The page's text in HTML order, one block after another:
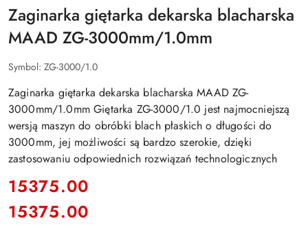
Zaginarka giętarka dekarska blacharska
MAAD ZG-3000mm/1.0mm
Symbol: ZG-3000/1.0
Zaginarka giętarka dekarska blacharska MAAD ZG-
3000mm/1.0mm Giętarka ZG-3000/1.0 jest najmocniejszą
wersją maszyn do obróbki blach płaskich o długości do
3000mm, jej możliwości są bardzo szerokie, dzięki
zastosowaniu odpowiednich rozwiązań technologicznych
cena:
15375.00
Cena:
15375.00